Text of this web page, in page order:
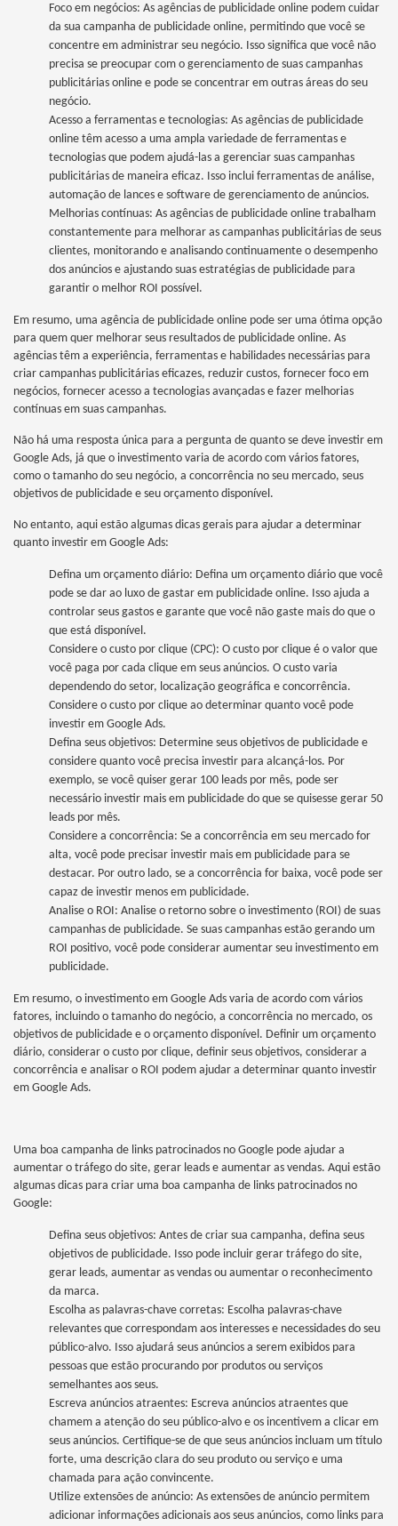
Foco em negócios: As agências de publicidade online podem cuidar
da sua campanha de publicidade online, permitindo que você se
concentre em administrar seu negócio. Isso significa que você não
precisa se preocupar com o gerenciamento de suas campanhas
publicitárias online e pode se concentrar em outras áreas do seu
negócio.
Acesso a ferramentas e tecnologias: As agências de publicidade
online têm acesso a uma ampla variedade de ferramentas e
tecnologias que podem ajudá-las a gerenciar suas campanhas
publicitárias de maneira eficaz. Isso inclui ferramentas de análise,
automação de lances e software de gerenciamento de anúncios.
Melhorias contínuas: As agências de publicidade online trabalham
constantemente para melhorar as campanhas publicitárias de seus
clientes, monitorando e analisando continuamente o desempenho
dos anúncios e ajustando suas estratégias de publicidade para
garantir o melhor ROI possível.
Em resumo, uma agência de publicidade online pode ser uma ótima opção
para quem quer melhorar seus resultados de publicidade online. As
agências têm a experiência, ferramentas e habilidades necessárias para
criar campanhas publicitárias eficazes, reduzir custos, fornecer foco em
negócios, fornecer acesso a tecnologias avançadas e fazer melhorias
contínuas em suas campanhas.
Não há uma resposta única para a pergunta de quanto se deve investir em
Google Ads, já que o investimento varia de acordo com vários fatores,
como o tamanho do seu negócio, a concorrência no seu mercado, seus
objetivos de publicidade e seu orçamento disponível.
No entanto, aqui estão algumas dicas gerais para ajudar a determinar
quanto investir em Google Ads:
Defina um orçamento diário: Defina um orçamento diário que você
pode se dar ao luxo de gastar em publicidade online. Isso ajuda a
controlar seus gastos e garante que você não gaste mais do que o
que está disponível.
Considere o custo por clique (CPC): O custo por clique é o valor que
você paga por cada clique em seus anúncios. O custo varia
dependendo do setor, localização geográfica e concorrência.
Considere o custo por clique ao determinar quanto você pode
investir em Google Ads.
Defina seus objetivos: Determine seus objetivos de publicidade e
considere quanto você precisa investir para alcançá-los. Por
exemplo, se você quiser gerar 100 leads por mês, pode ser
necessário investir mais em publicidade do que se quisesse gerar 50
leads por mês.
Considere a concorrência: Se a concorrência em seu mercado for
alta, você pode precisar investir mais em publicidade para se
destacar. Por outro lado, se a concorrência for baixa, você pode ser
capaz de investir menos em publicidade.
Analise o ROI: Analise o retorno sobre o investimento (ROI) de suas
campanhas de publicidade. Se suas campanhas estão gerando um
ROI positivo, você pode considerar aumentar seu investimento em
publicidade.
Em resumo, o investimento em Google Ads varia de acordo com vários
fatores, incluindo o tamanho do negócio, a concorrência no mercado, os
objetivos de publicidade e o orçamento disponível. Definir um orçamento
diário, considerar o custo por clique, definir seus objetivos, considerar a
concorrência e analisar o ROI podem ajudar a determinar quanto investir
em Google Ads.
Uma boa campanha de links patrocinados no Google pode ajudar a
aumentar o tráfego do site, gerar leads e aumentar as vendas. Aqui estão
algumas dicas para criar uma boa campanha de links patrocinados no
Google:
Defina seus objetivos: Antes de criar sua campanha, defina seus
objetivos de publicidade. Isso pode incluir gerar tráfego do site,
gerar leads, aumentar as vendas ou aumentar o reconhecimento
da marca.
Escolha as palavras-chave corretas: Escolha palavras-chave
relevantes que correspondam aos interesses e necessidades do seu
público-alvo. Isso ajudará seus anúncios a serem exibidos para
pessoas que estão procurando por produtos ou serviços
semelhantes aos seus.
Escreva anúncios atraentes: Escreva anúncios atraentes que
chamem a atenção do seu público-alvo e os incentivem a clicar em
seus anúncios. Certifique-se de que seus anúncios incluam um título
forte, uma descrição clara do seu produto ou serviço e uma
chamada para ação convincente.
Utilize extensões de anúncio: As extensões de anúncio permitem
adicionar informações adicionais aos seus anúncios, como links para